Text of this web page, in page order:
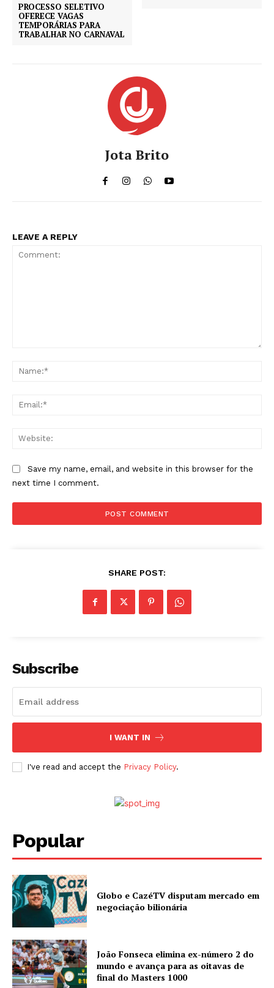
PROCESSO SELETIVO
OFERECE VAGAS
TEMPORÁRIAS PARA
TRABALHAR NO CARNAVAL
Jota Brito
LEAVE A REPLY
Save my name, email, and website in this browser for the
next time I comment.
SHARE POST:
Subscribe
I WANT IN
I've read and accept the Privacy Policy.
Popular
Globo e CazéTV disputam mercado em
negociação bilionária
João Fonseca elimina ex-número 2 do
mundo e avança para as oitavas de
final do Masters 1000